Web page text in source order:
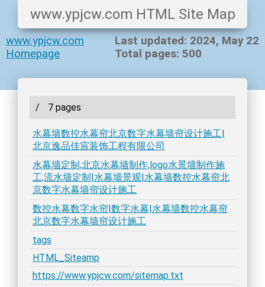
www.ypjcw.com HTML Site Map
Last updated: 2024, May 22
Total pages: 500
www.ypjcw.com
Homepage
/ 7 pages
水幕墙数控水幕帘北京数字水幕墙帘设计施工|
北京逸品佳宸装饰工程有限公司
水幕墙定制,北京水幕墙制作,logo水景墙制作施
工,流水墙定制|水幕墙景观|水幕墙数控水幕帘北
京数字水幕墙帘设计施工
数控水幕数字水帘|数字水幕|水幕墙数控水幕帘
北京数字水幕墙帘设计施工
tags
HTML_Siteamp
https://www.ypjcw.com/sitemap.txt